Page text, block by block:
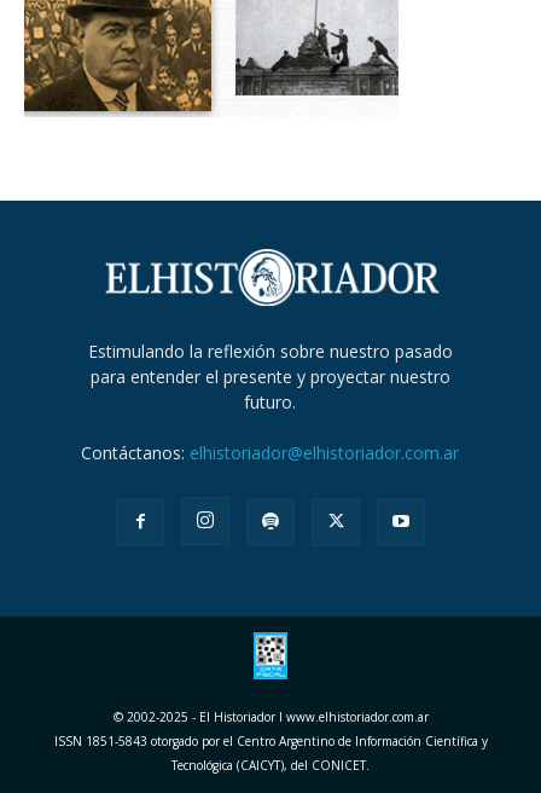
Estimulando la reflexión sobre nuestro pasado
para entender el presente y proyectar nuestro
futuro.
Contáctanos: elhistoriador@elhistoriador.com.ar
© 2002-2025 - El Historiador I www.elhistoriador.com.ar
ISSN 1851-5843 otorgado por el Centro Argentino de Información Científica y
Tecnológica (CAICYT), del CONICET.